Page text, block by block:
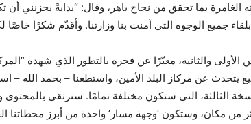
بما تحقق من نجاح باهر، وقال: “بدايةً يحزنني
جميع الوجوه التي آمنت بنا وزارتنا. وأقدّم شكرًا خاصًا
الأولى والثانية، معبّرًا عن فخره بالتطور الذي شهده
يتحدث عن مركاز البلد الأمين، واستطعنا – بحمد الله
الثالثة، التي ستكون مختلفة تمامًا. سنرتقي
من مكان، وستكون ‘وجهة مسار’ واحدة من أبرز محطاتنا